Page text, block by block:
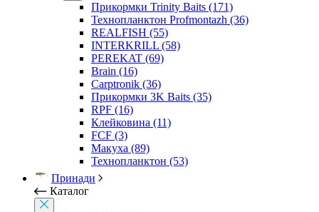
Прикормки Trinity Baits (171)
Технопланктон Profmontazh (36)
REALFISH (55)
INTERKRILL (58)
PEREKAT (69)
Brain (16)
Carptronik (36)
Прикормки 3K Baits (35)
RPF (16)
Клейковина (11)
FCF (3)
Макуха (89)
Технопланктон (53)
Принади
Каталог